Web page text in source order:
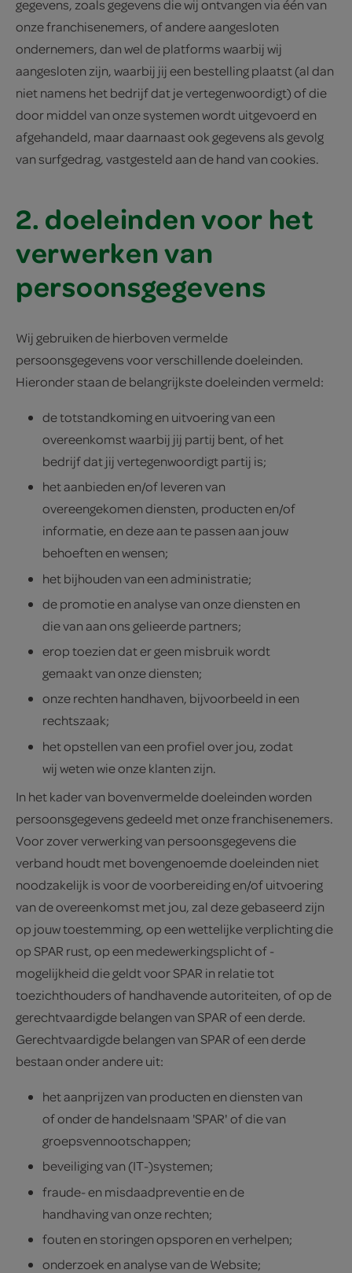
gegevens, zoals gegevens die wij ontvangen via één van
onze franchisenemers, of andere aangesloten
ondernemers, dan wel de platforms waarbij wij
aangesloten zijn, waarbij jij een bestelling plaatst (al dan
niet namens het bedrijf dat je vertegenwoordigt) of die
door middel van onze systemen wordt uitgevoerd en
afgehandeld, maar daarnaast ook gegevens als gevolg
van surfgedrag, vastgesteld aan de hand van cookies.
2. doeleinden voor het
verwerken van
persoonsgegevens
Wij gebruiken de hierboven vermelde
persoonsgegevens voor verschillende doeleinden.
Hieronder staan de belangrijkste doeleinden vermeld:
de totstandkoming en uitvoering van een
overeenkomst waarbij jij partij bent, of het
bedrijf dat jij vertegenwoordigt partij is;
het aanbieden en/of leveren van
overeengekomen diensten, producten en/of
informatie, en deze aan te passen aan jouw
behoeften en wensen;
het bijhouden van een administratie;
de promotie en analyse van onze diensten en
die van aan ons gelieerde partners;
erop toezien dat er geen misbruik wordt
gemaakt van onze diensten;
onze rechten handhaven, bijvoorbeeld in een
rechtszaak;
het opstellen van een profiel over jou, zodat
wij weten wie onze klanten zijn.
In het kader van bovenvermelde doeleinden worden
persoonsgegevens gedeeld met onze franchisenemers.
Voor zover verwerking van persoonsgegevens die
verband houdt met bovengenoemde doeleinden niet
noodzakelijk is voor de voorbereiding en/of uitvoering
van de overeenkomst met jou, zal deze gebaseerd zijn
op jouw toestemming, op een wettelijke verplichting die
op SPAR rust, op een medewerkingsplicht of -
mogelijkheid die geldt voor SPAR in relatie tot
toezichthouders of handhavende autoriteiten, of op de
gerechtvaardigde belangen van SPAR of een derde.
Gerechtvaardigde belangen van SPAR of een derde
bestaan onder andere uit:
het aanprijzen van producten en diensten van
of onder de handelsnaam 'SPAR' of die van
groepsvennootschappen;
beveiliging van (IT-)systemen;
fraude- en misdaadpreventie en de
handhaving van onze rechten;
fouten en storingen opsporen en verhelpen;
onderzoek en analyse van de Website;